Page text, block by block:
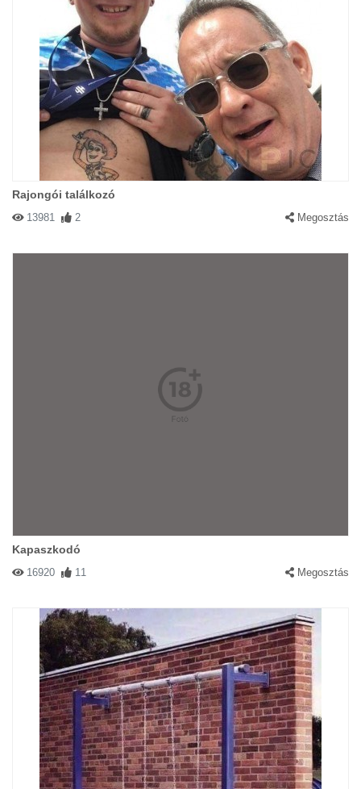
Rajongói találkozó
13981 2 Megosztás
Kapaszkodó
16920 11 Megosztás